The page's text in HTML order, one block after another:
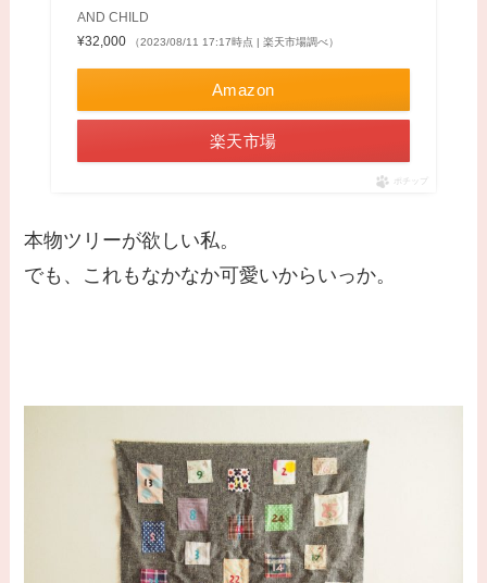
AND CHILD
¥32,000
（2023/08/11 17:17時点 | 楽天市場調べ）
Amazon
楽天市場
ポチップ
本物ツリーが欲しい私。
でも、これもなかなか可愛いからいっか。